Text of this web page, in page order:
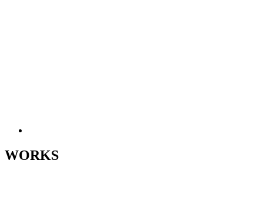
WORKS